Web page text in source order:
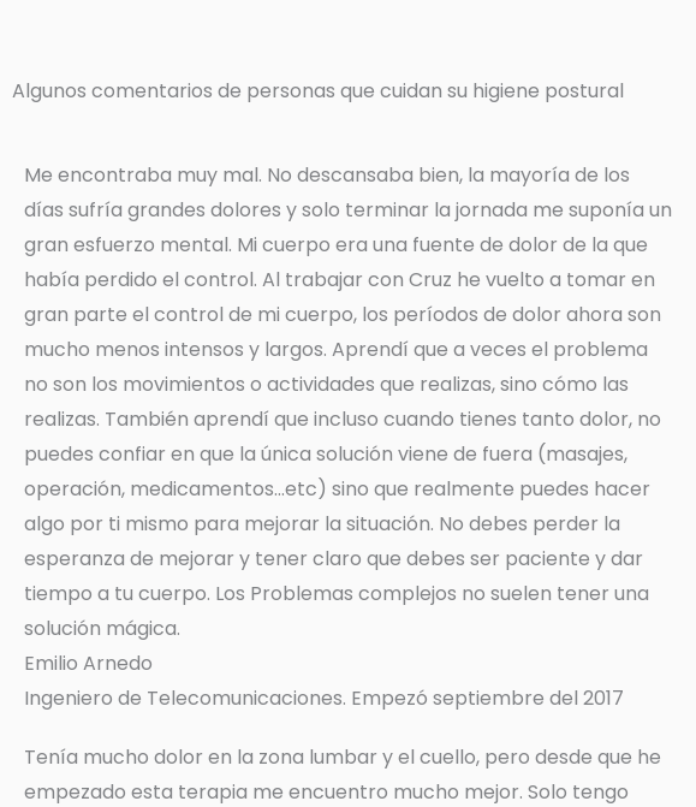
Algunos comentarios de personas que cuidan su higiene postural
Me encontraba muy mal. No descansaba bien, la mayoría de los
días sufría grandes dolores y solo terminar la jornada me suponía un
gran esfuerzo mental. Mi cuerpo era una fuente de dolor de la que
había perdido el control. Al trabajar con Cruz he vuelto a tomar en
gran parte el control de mi cuerpo, los períodos de dolor ahora son
mucho menos intensos y largos. Aprendí que a veces el problema
no son los movimientos o actividades que realizas, sino cómo las
realizas. También aprendí que incluso cuando tienes tanto dolor, no
puedes confiar en que la única solución viene de fuera (masajes,
operación, medicamentos…etc) sino que realmente puedes hacer
algo por ti mismo para mejorar la situación. No debes perder la
esperanza de mejorar y tener claro que debes ser paciente y dar
tiempo a tu cuerpo. Los Problemas complejos no suelen tener una
solución mágica.
Emilio Arnedo
Ingeniero de Telecomunicaciones. Empezó septiembre del 2017
Tenía mucho dolor en la zona lumbar y el cuello, pero desde que he
empezado esta terapia me encuentro mucho mejor. Solo tengo